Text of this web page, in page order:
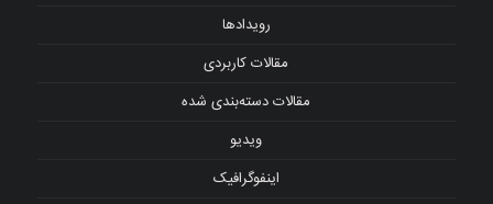
رویدادها
مقالات کاربردی
مقالات دسته‌بندی شده
ویدیو
اینفوگرافیک